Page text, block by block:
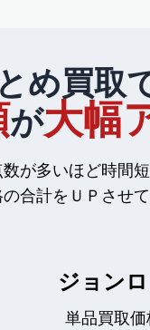
め買取
が大幅
が多いほど時間
合計をＵＰさせ
ジョン
単品買取